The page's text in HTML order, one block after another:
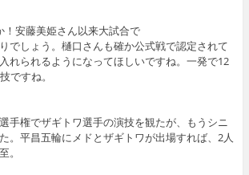
！安藤美姫さん以来大試合で
でしょう。樋口さんも確か公式戦で認定されて
れられるようになってほしいですね。一発で12
ですね。
手権でザギトワ選手の演技を観たが、もうシニ
。平昌五輪にメドとザギトワが出場すれば、2人
。